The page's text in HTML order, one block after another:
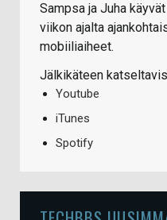
Sampsa ja Juha
viikon ajalta
mobiiliaiheet.
Jälkikäteen
Youtube
iTunes
Spotify